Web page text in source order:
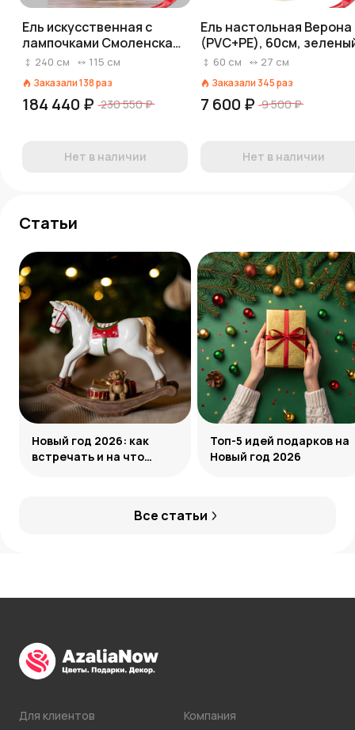
Ель искусственная с
лампочками Смоленская
(PE), 2,4м, зеленый
240 см 115 см
Заказали138раз
184 440 ₽ 230 550 ₽
Нет в наличии
Ель настольная Верона
(PVC+РЕ), 60см,
60 см 27 см
Заказали 345раз
7 600 ₽ 9 500 ₽
Нет в наличии
Статьи
Все статьи
Новый год 2026: как
встречать и на что
Топ-5 идей подарков на
Новый год 2026
Для клиентов Компания